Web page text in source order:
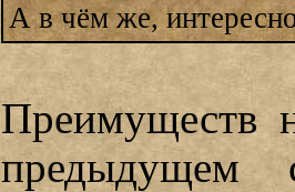
А в чём же,
Преимуществ
предыдущем